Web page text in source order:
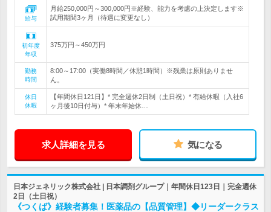
給与
月給250,000円～300,000円※経験、能力を考慮の上決定します※
試用期間3ヶ月（待遇に変更なし）
初年度
年収
375万円～450万円
勤務
時間
8:00～17:00（実働8時間／休憩1時間）※残業は原則ありませ
ん。
休日
休暇
【年間休日121日】* 完全週休2日制（土日祝）* 有給休暇（入社6
ヶ月後10日付与）* 年末年始休…
求人詳細を見る 気になる
日本ジェネリック株式会社 | 日本調剤グループ｜年間休日123日｜完全週休
2日（土日祝）
《つくば》経験者募集！医薬品の【品質管理】◆リーダークラス